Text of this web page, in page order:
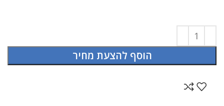
הוסף להצעת מחיר